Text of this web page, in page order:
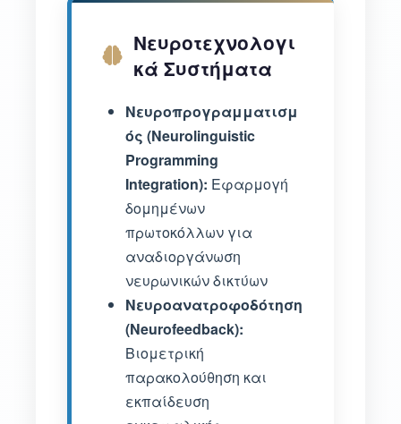
Νευροτεχνολογι
κά Συστήματα
Νευροπρογραμματισμ
ός (Neurolinguistic
Programming
Integration): Εφαρμογή
δομημένων
πρωτοκόλλων για
αναδιοργάνωση
νευρωνικών δικτύων
Νευροανατροφοδότηση
(Neurofeedback):
Βιομετρική
παρακολούθηση και
εκπαίδευση